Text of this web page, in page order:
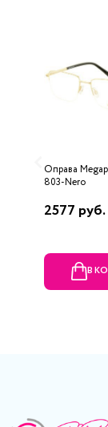
Оправа
803-Nero
2577 руб.
В